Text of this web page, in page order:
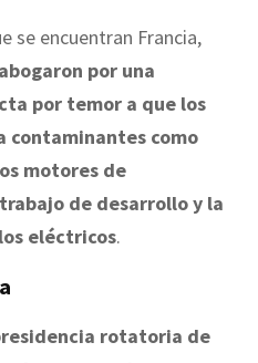
se encuentran Francia,
abogaron por una
por temor a que los
contaminantes como
motores de
de desarrollo y la
eléctricos.
rotatoria de